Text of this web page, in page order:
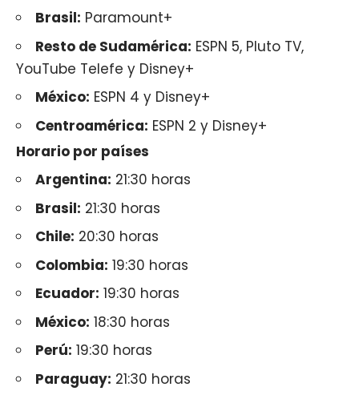
Brasil: Paramount+
Resto de Sudamérica: ESPN 5, Pluto TV,
YouTube Telefe y Disney+
México: ESPN 4 y Disney+
Centroamérica: ESPN 2 y Disney+
Horario por países
Argentina: 21:30 horas
Brasil: 21:30 horas
Chile: 20:30 horas
Colombia: 19:30 horas
Ecuador: 19:30 horas
México: 18:30 horas
Perú: 19:30 horas
Paraguay: 21:30 horas